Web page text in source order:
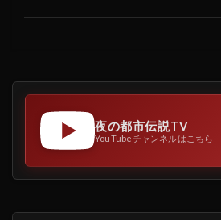
夜の都市伝説TV
YouTubeチャンネルはこちら